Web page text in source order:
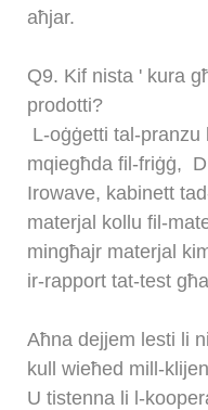
aħjar.
Q9. Kif nista ' kura
prodotti?
L-oġġetti tal-pranzu
mqiegħda fil-friġġ, D
Irowave, kabinett
materjal kollu fil-
mingħajr materjal
ir-rapport tat-test
Aħna dejjem lesti li
kull wieħed mill-
U tistenna li l-